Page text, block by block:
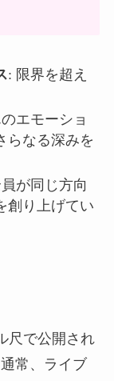
: 限界を超え
エモーショ
らなる深みを
が同じ方向
創り上げてい
尺で公開され
常、ライブ